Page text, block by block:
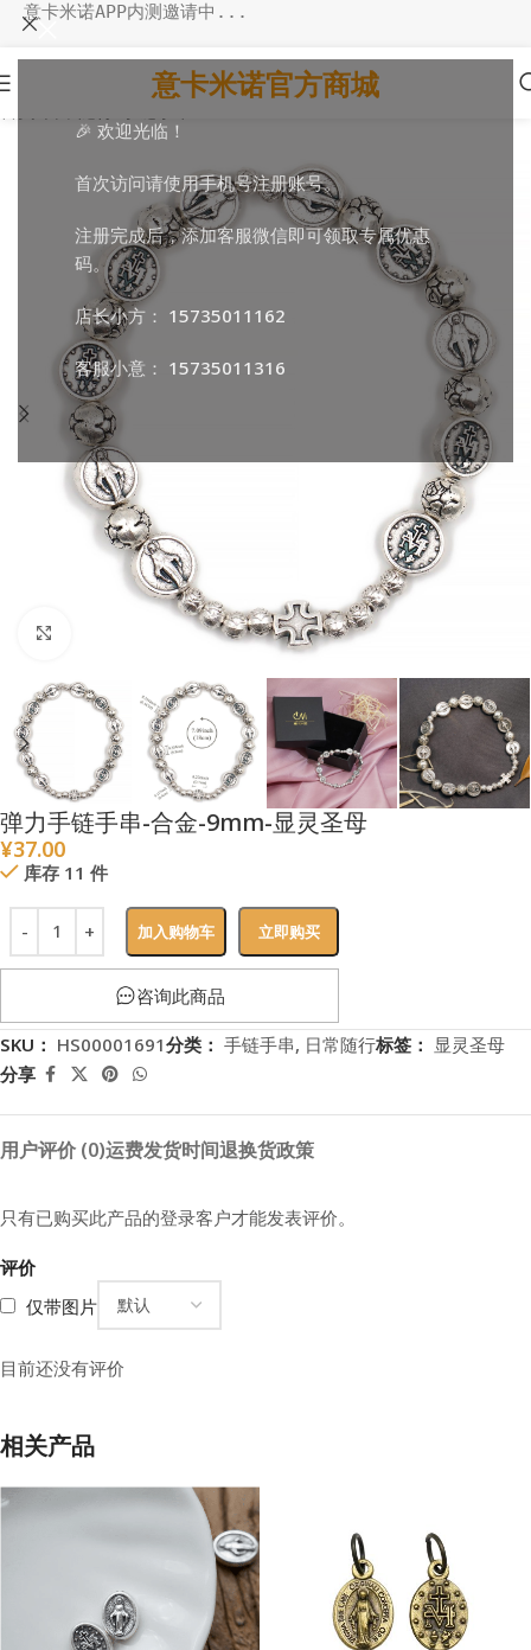
🎉 欢迎光临！
首次访问请使用手机号注册账号。
注册完成后，添加客服微信即可领取专属优惠
码。
店长小方： 15735011162
客服小意： 15735011316
意卡米诺APP内测邀请中...
意卡米诺官方商城
弹力手链手串-合金-9mm-显灵圣母
¥37.00
库存 11 件
加入购物车 立即购买
咨询此商品
SKU： HS00001691分类： 手链手串, 日常随行标签： 显灵圣母
分享
用户评价 (0)运费发货时间退换货政策
评价
仅带图片
目前还没有评价
只有已购买此产品的登录客户才能发表评价。
相关产品